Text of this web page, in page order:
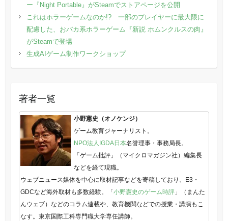
ー『Night Portable』がSteamでストアページを公開
これはホラーゲームなのか!? 一部のプレイヤーに最大限に
配慮した、おバカ系ホラーゲーム『新説 ホムンクルスの肉』
がSteamで登場
生成AIゲーム制作ワークショップ
著者一覧
小野憲史（オノケンジ）
ゲーム教育ジャーナリスト。
NPO法人IGDA日本名誉理事・事務局長。
「ゲーム批評」（マイクロマガジン社）編集長
などを経て現職。
ウェブニュース媒体を中心に取材記事などを寄稿しており、E3・
GDCなど海外取材も多数経験。「小野憲史のゲーム時評」（まんた
んウェブ）などのコラム連載や、教育機関などでの授業・講演もこ
なす。東京国際工科専門職大学専任講師。